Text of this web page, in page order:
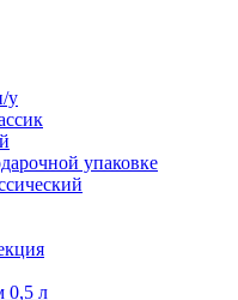
у
упаковке
0,5 л